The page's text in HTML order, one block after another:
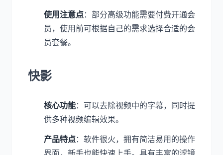
使用注意点：部分高级功能需要付费开通会
员，使用前可根据自己的需求选择合适的会
员套餐。
快影
核心功能：可以去除视频中的字幕，同时提
供多种视频编辑效果。
产品特点：软件很火，拥有简洁易用的操作
界面，新手也能快速上手。具有丰富的滤镜